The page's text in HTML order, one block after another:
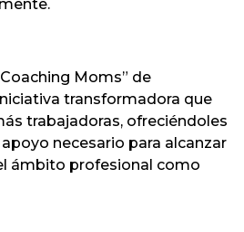
Moms” de
transformadora que
trabajadoras, ofreciéndoles
necesario para alcanzar
ámbito profesional como